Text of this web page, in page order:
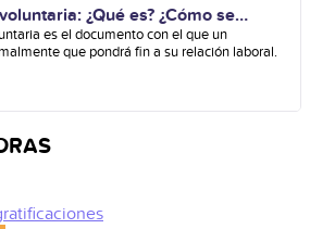
¿Qué es? ¿Cómo se
es el documento con el que un
que pondrá fin a su relación laboral.